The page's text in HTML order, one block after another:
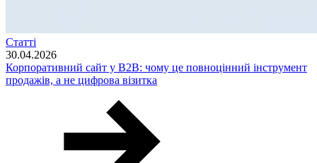
Статті
30.04.2026
Корпоративний сайт у B2B: чому це повноцінний інструмент
продажів, а не цифрова візитка